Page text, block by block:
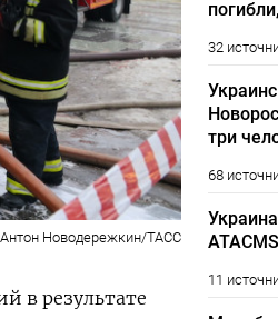
Антон Новодережкин/ТАСС
в результате